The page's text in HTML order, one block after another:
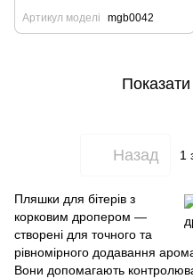
Артикул моделі mgb0042
Назад 1
Пляшки для бітерів з
корковим дропером —
створені для точного та
рівномірного додавання
Вони допомагають